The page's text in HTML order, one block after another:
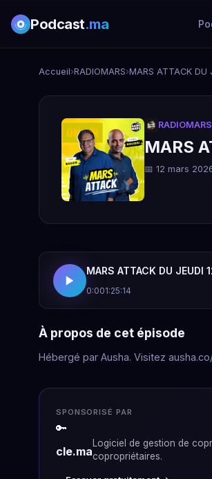
Podcast.ma
Accueil›RADIOMARS›MARS ATTACK DU
RADIOMARS
MARS
📅 12 mars
MARS ATTACK DU JEUDI
0:001:25:14
À propos de cet épisode
Hébergé par Ausha. Visitez
SPONSORISÉ PAR
🔑
cle.ma
Logiciel de gestion de
copropriétaires.